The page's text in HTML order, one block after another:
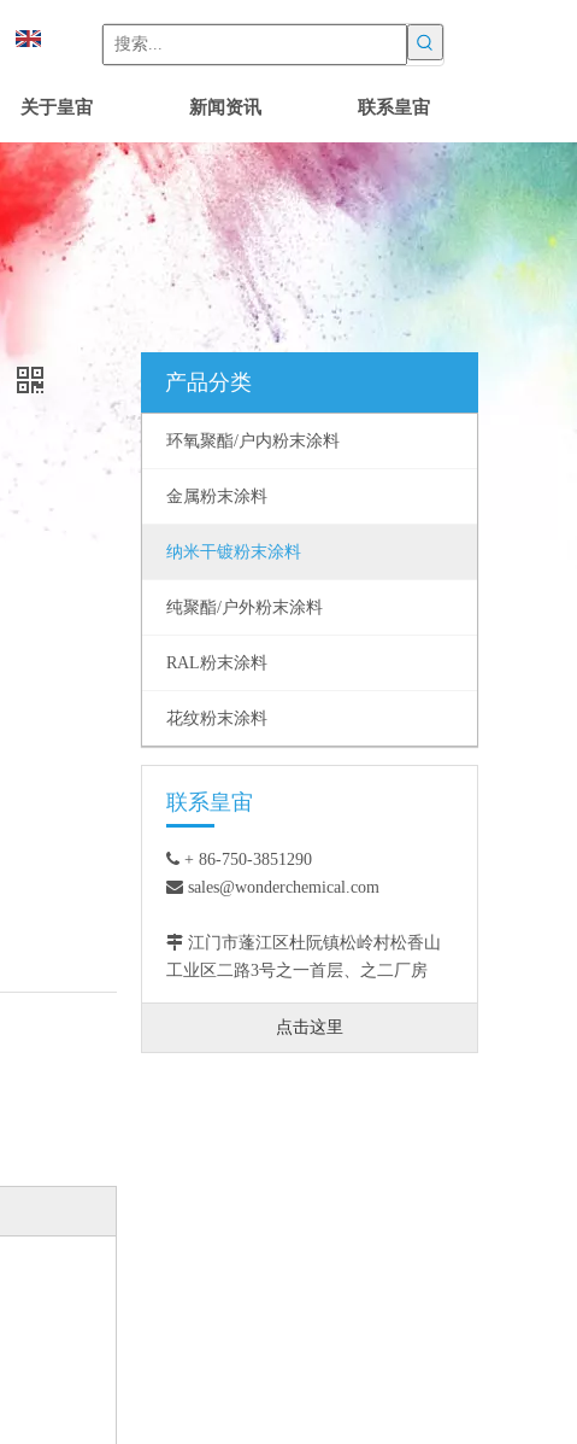
关于皇宙 新闻资讯 联系皇宙
产品分类
环氧聚酯/户内粉末涂料
金属粉末涂料
纳米干镀粉末涂料
纯聚酯/户外粉末涂料
RAL粉末涂料
花纹粉末涂料
联系皇宙
 + 86-750-3851290
 sales@wonderchemical.com
 江门市蓬江区杜阮镇松岭村松香山
工业区二路3号之一首层、之二厂房
点击这里